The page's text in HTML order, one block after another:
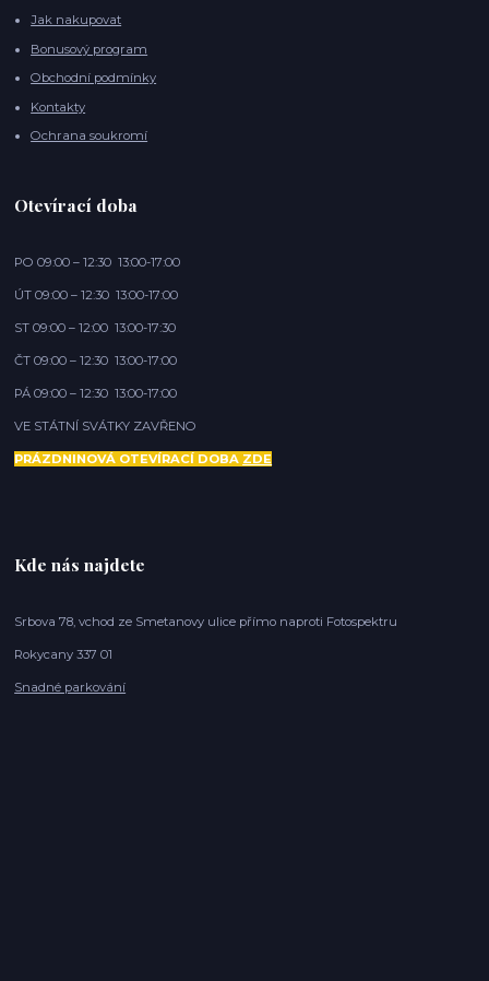
Jak nakupovat
Bonusový program
Obchodní podmínky
Kontakty
Ochrana soukromí
Otevírací doba
PO 09:00 – 12:30 13:00-17:00
ÚT 09:00 – 12:30 13:00-17:00
ST 09:00 – 12:00 13:00-17:30
ČT 09:00 – 12:30 13:00-17:00
PÁ 09:00 – 12:30 13:00-17:00
VE STÁTNÍ SVÁTKY ZAVŘENO
PRÁZDNINOVÁ OTEVÍRACÍ DOBA ZDE
Kde nás najdete
Srbova 78, vchod ze Smetanovy ulice přímo naproti Fotospektru
Rokycany 337 01
Snadné parkování